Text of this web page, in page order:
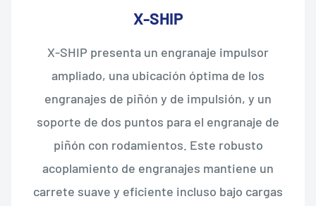
X-SHIP
X-SHIP presenta un engranaje impulsor
ampliado, una ubicación óptima de los
engranajes de piñón y de impulsión, y un
soporte de dos puntos para el engranaje de
piñón con rodamientos. Este robusto
acoplamiento de engranajes mantiene un
carrete suave y eficiente incluso bajo cargas